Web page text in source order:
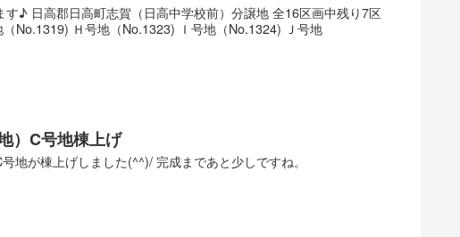
す♪ 日高郡日高町志賀（日高中学校前）分譲地 全16区画中残り7区
No.1319) Ｈ号地（No.1323) Ｉ号地（No.1324) Ｊ号地
）C号地棟上げ
地が棟上げしました(^^)/ 完成まであと少しですね。